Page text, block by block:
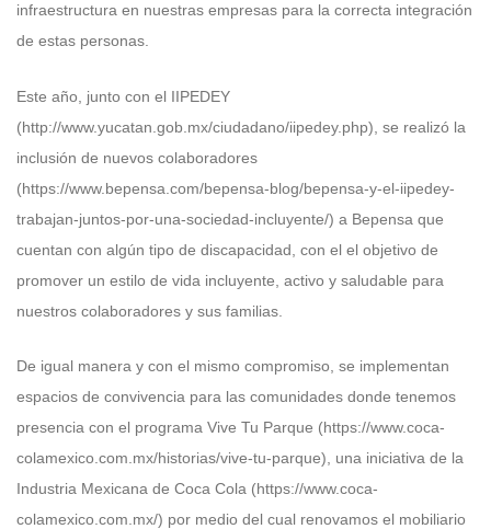
infraestructura en nuestras empresas para la correcta integración
de estas personas.
Este año, junto con el IIPEDEY
(http://www.yucatan.gob.mx/ciudadano/iipedey.php), se realizó la
inclusión de nuevos colaboradores
(https://www.bepensa.com/bepensa-blog/bepensa-y-el-iipedey-
trabajan-juntos-por-una-sociedad-incluyente/) a Bepensa que
cuentan con algún tipo de discapacidad, con el el objetivo de
promover un estilo de vida incluyente, activo y saludable para
nuestros colaboradores y sus familias.
De igual manera y con el mismo compromiso, se implementan
espacios de convivencia para las comunidades donde tenemos
presencia con el programa Vive Tu Parque (https://www.coca-
colamexico.com.mx/historias/vive-tu-parque), una iniciativa de la
Industria Mexicana de Coca Cola (https://www.coca-
colamexico.com.mx/) por medio del cual renovamos el mobiliario